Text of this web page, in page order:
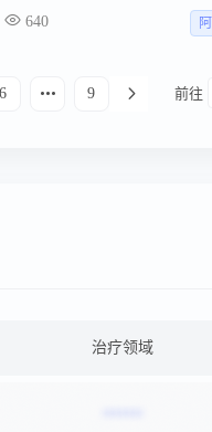
够生成针对多种肿瘤的肿瘤
640
6 9 前往
治疗领域